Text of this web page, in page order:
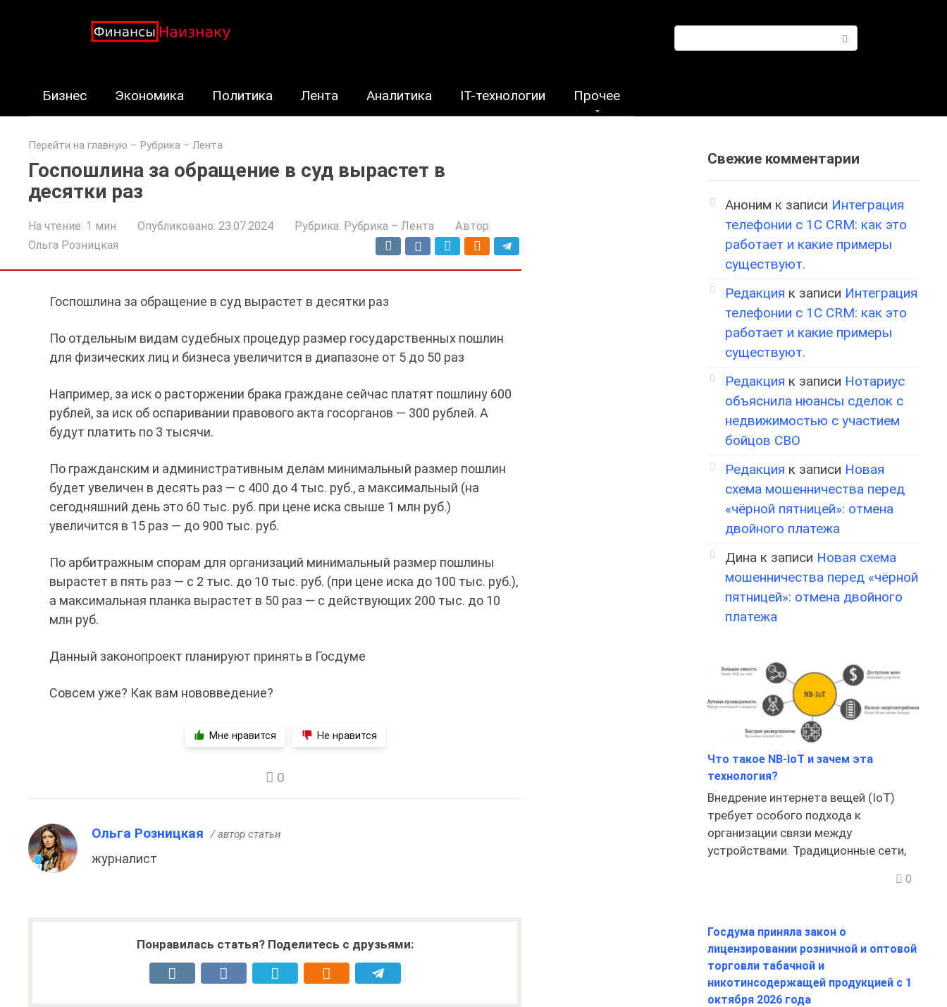
Бизнес Экономика Политика Лента Аналитика IT-технологии Прочее
Перейти на главную – Рубрика – Лента
Госпошлина за обращение в суд вырастет в
десятки раз
На чтение: 1 мин Опубликовано: 23.07.2024 Рубрика: Рубрика – Лента
Автор:
Ольга Розницкая
Госпошлина за обращение в суд вырастет в десятки раз
По отдельным видам судебных процедур размер государственных пошлин
для физических лиц и бизнеса увеличится в диапазоне от 5 до 50 раз
Например, за иск о расторжении брака граждане сейчас платят пошлину 600
рублей, за иск об оспаривании правового акта госорганов — 300 рублей. А
будут платить по 3 тысячи.
По гражданским и административным делам минимальный размер пошлин
будет увеличен в десять раз — с 400 до 4 тыс. руб., а максимальный (на
сегодняшний день это 60 тыс. руб. при цене иска свыше 1 млн руб.)
увеличится в 15 раз — до 900 тыс. руб.
По арбитражным спорам для организаций минимальный размер пошлины
вырастет в пять раз — с 2 тыс. до 10 тыс. руб. (при цене иска до 100 тыс. руб.),
а максимальная планка вырастет в 50 раз — с действующих 200 тыс. до 10
млн руб.
Данный законопроект планируют принять в Госдуме
Совсем уже? Как вам нововведение?
Мне нравится Не нравится
0
Ольга Розницкая / автор статьи
журналист
Понравилась статья? Поделитесь с друзьями:
Свежие комментарии
Аноним к записи Интеграция
телефонии с 1С CRM: как это
работает и какие примеры
существуют.
Редакция к записи Интеграция
телефонии с 1С CRM: как это
работает и какие примеры
существуют.
Редакция к записи Нотариус
объяснила нюансы сделок с
недвижимостью с участием
бойцов СВО
Редакция к записи Новая
схема мошенничества перед
«чёрной пятницей»: отмена
двойного платежа
Дина к записи Новая схема
мошенничества перед «чёрной
пятницей»: отмена двойного
платежа
Что такое NB-IoT и зачем эта
технология?
Внедрение интернета вещей (IoT)
требует особого подхода к
организации связи между
устройствами. Традиционные сети,
0
Госдума приняла закон о
лицензировании розничной и оптовой
торговли табачной и
никотинсодержащей продукцией с 1
октября 2026 года